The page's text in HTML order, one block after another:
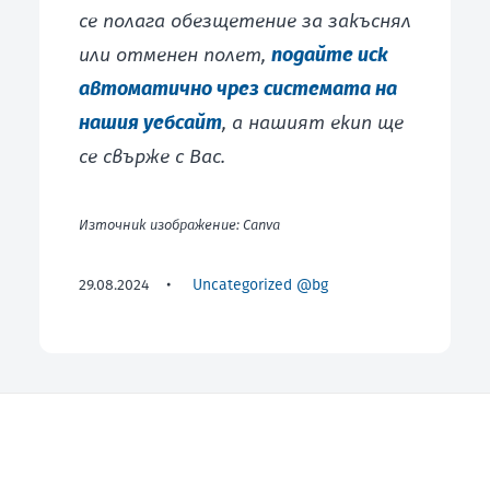
се полага обезщетение за закъснял
или отменен полет, подайте иск
автоматично чрез системата на
нашия уебсайт, а нашият екип ще
се свърже с Вас.
Източник изображение: Canva
29.08.2024 • Uncategorized @bg